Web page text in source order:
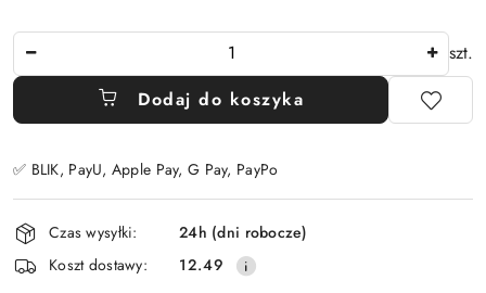
szt.
Dodaj do koszyka
✅ BLIK, PayU, Apple Pay, G Pay, PayPo
Dostępność
i
dostawa
Czas wysyłki:
24h (dni robocze)
Koszt dostawy:
12.49